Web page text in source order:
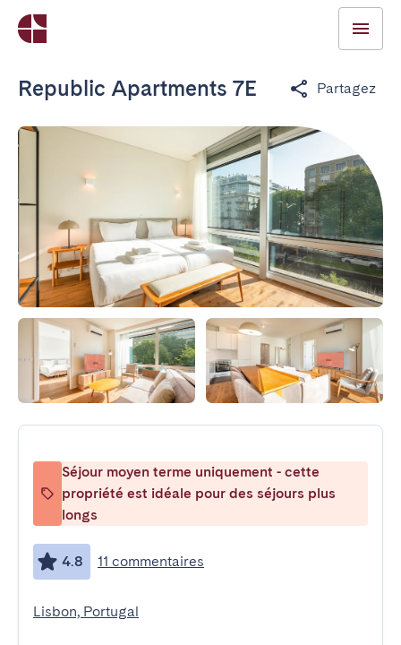
Republic Apartments 7E Partagez
Séjour moyen terme uniquement - cette
propriété est idéale pour des séjours plus
longs
4.8 11 commentaires
Lisbon, Portugal